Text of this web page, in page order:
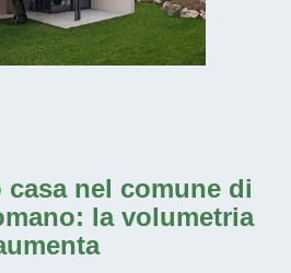
nel comune di
: la volumetria